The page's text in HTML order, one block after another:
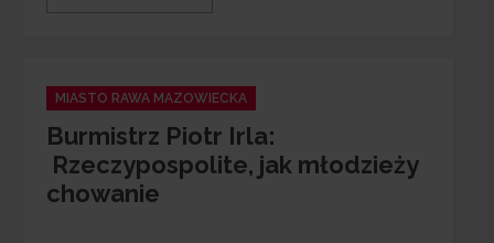
Categories
MIASTO RAWA MAZOWIECKA
Burmistrz Piotr Irla:
Rzeczypospolite, jak młodzieży
chowanie